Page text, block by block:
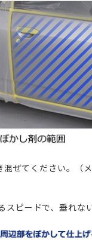
ぜてください。（
ピードで、垂れな